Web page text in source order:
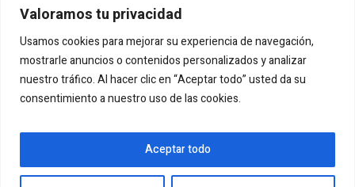
Valoramos tu privacidad
Usamos cookies para mejorar su experiencia de navegación,
mostrarle anuncios o contenidos personalizados y analizar
nuestro tráfico. Al hacer clic en “Aceptar todo” usted da su
consentimiento a nuestro uso de las cookies.
Aceptar todo
Neoindigenismo
Posthumanismo
Folk-horror
Envía tu cuento Contacto Sobre la revista